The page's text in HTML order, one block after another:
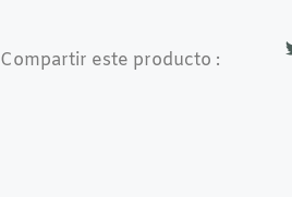
Compartir este producto :